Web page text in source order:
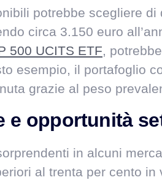
potrebbe scegliere
circa 3.150 euro
500 UCITS ETF,
esempio, il portafoglio
grazie al peso
e opportunità
in alcuni
al trenta per cento